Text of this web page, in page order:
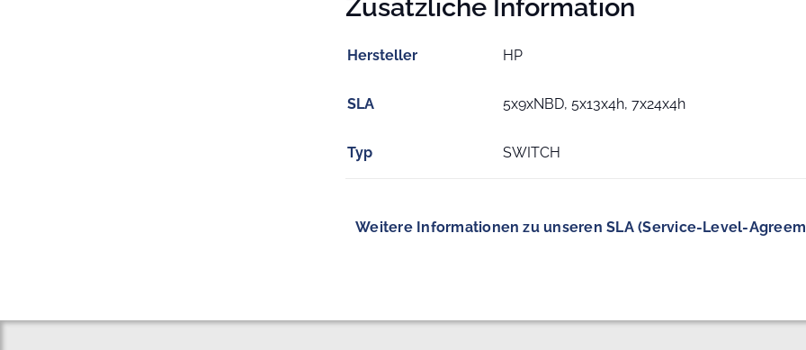
Zusätzliche Information
Hersteller HP
SLA 5x9xNBD, 5x13x4h, 7x24x4h
Typ SWITCH
Weitere Informationen zu unseren SLA (Service-Level-